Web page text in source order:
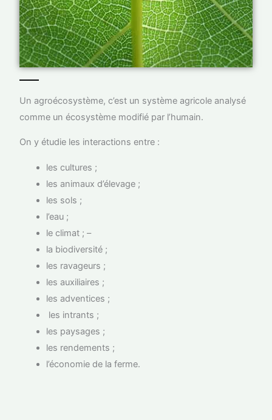
Un agroécosystème, c’est un système agricole analysé
comme un écosystème modifié par l’humain.
On y étudie les interactions entre :
les cultures ;
les animaux d’élevage ;
les sols ;
l’eau ;
le climat ; –
la biodiversité ;
les ravageurs ;
les auxiliaires ;
les adventices ;
les intrants ;
les paysages ;
les rendements ;
l’économie de la ferme.